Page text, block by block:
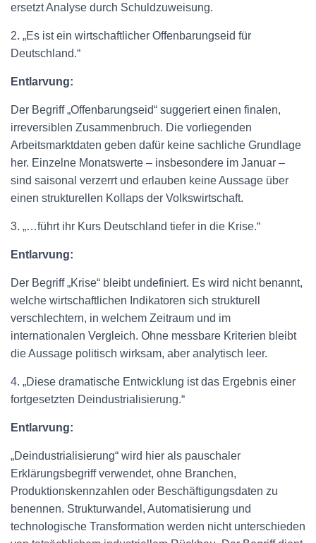
ersetzt Analyse durch Schuldzuweisung.
2. „Es ist ein wirtschaftlicher Offenbarungseid für
Deutschland.“
Entlarvung:
Der Begriff „Offenbarungseid“ suggeriert einen finalen,
irreversiblen Zusammenbruch. Die vorliegenden
Arbeitsmarktdaten geben dafür keine sachliche Grundlage
her. Einzelne Monatswerte – insbesondere im Januar –
sind saisonal verzerrt und erlauben keine Aussage über
einen strukturellen Kollaps der Volkswirtschaft.
3. „…führt ihr Kurs Deutschland tiefer in die Krise.“
Entlarvung:
Der Begriff „Krise“ bleibt undefiniert. Es wird nicht benannt,
welche wirtschaftlichen Indikatoren sich strukturell
verschlechtern, in welchem Zeitraum und im
internationalen Vergleich. Ohne messbare Kriterien bleibt
die Aussage politisch wirksam, aber analytisch leer.
4. „Diese dramatische Entwicklung ist das Ergebnis einer
fortgesetzten Deindustrialisierung.“
Entlarvung:
„Deindustrialisierung“ wird hier als pauschaler
Erklärungsbegriff verwendet, ohne Branchen,
Produktionskennzahlen oder Beschäftigungsdaten zu
benennen. Strukturwandel, Automatisierung und
technologische Transformation werden nicht unterschieden